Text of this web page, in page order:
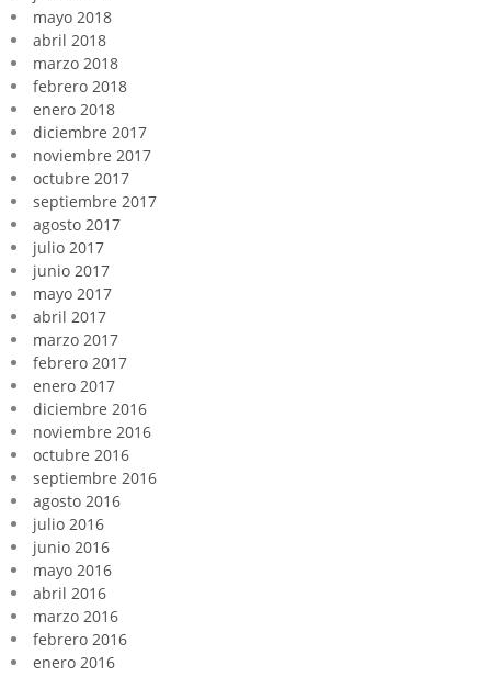
mayo 2018
abril 2018
marzo 2018
febrero 2018
enero 2018
diciembre 2017
noviembre 2017
octubre 2017
septiembre 2017
agosto 2017
julio 2017
junio 2017
mayo 2017
abril 2017
marzo 2017
febrero 2017
enero 2017
diciembre 2016
noviembre 2016
octubre 2016
septiembre 2016
agosto 2016
julio 2016
junio 2016
mayo 2016
abril 2016
marzo 2016
febrero 2016
enero 2016